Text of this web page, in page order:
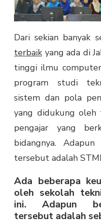
Dari sekian banyak
terbaik yang ada di
tinggi ilmu
program studi
sistem dan pola
yang didukung oleh
pengajar yang
bidangnya.
tersebut adalah
Ada beberapa
oleh sekolah
ini. Adapun
tersebut adalah